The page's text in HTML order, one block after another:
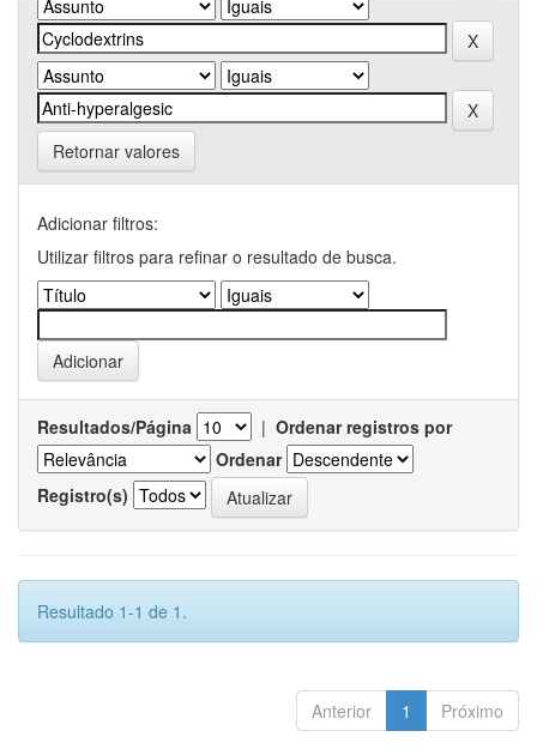
Retornar valores
Adicionar filtros:
Utilizar filtros para refinar o resultado de busca.
Resultados/Página | Ordenar registros por
Ordenar
Registro(s)
Resultado 1-1 de 1.
Anterior 1 Próximo